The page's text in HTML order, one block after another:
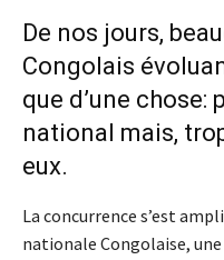
De nos jours,
Congolais
que d’une
national mais,
eux.
La concurrence s’est
nationale Congolaise,